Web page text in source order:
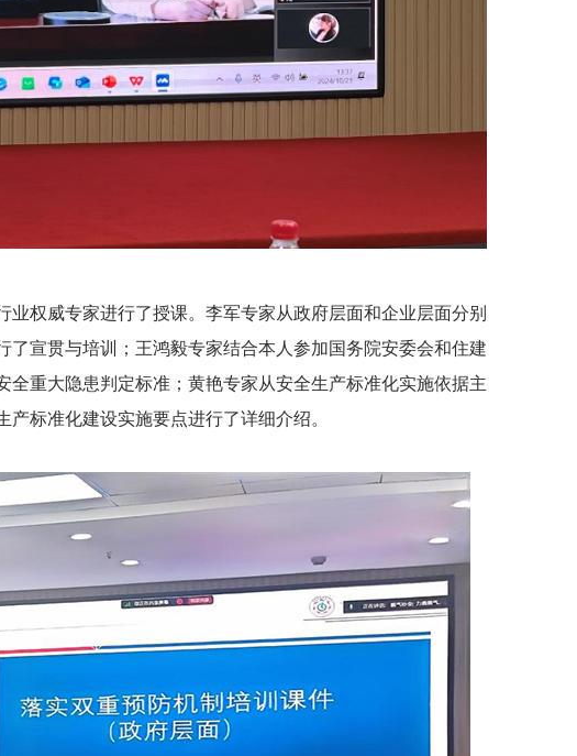
权威专家进行了授课。李军专家从政府层面和企业层面分别
宣贯与培训；王鸿毅专家结合本人参加国务院安委会和住建
重大隐患判定标准；黄艳专家从安全生产标准化实施依据主
标准化建设实施要点进行了详细介绍。